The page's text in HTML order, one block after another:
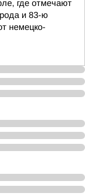
где отмечают
и 83-ю
немецко-